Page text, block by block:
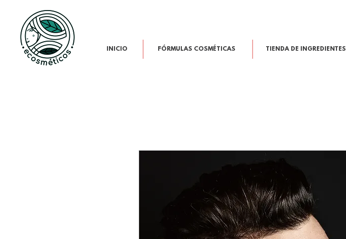
INICIO FÓRMULAS COSMÉTICAS TIENDA DE INGREDIENTES